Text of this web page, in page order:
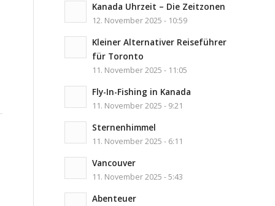
Kanada Uhrzeit – Die Zeitzonen
12. November 2025 - 10:59
Kleiner Alternativer Reiseführer
für Toronto
11. November 2025 - 11:05
Fly-In-Fishing in Kanada
11. November 2025 - 9:21
Sternenhimmel
11. November 2025 - 6:11
Vancouver
11. November 2025 - 5:43
Abenteuer